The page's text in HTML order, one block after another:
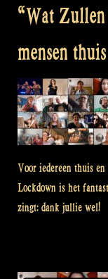
“Wat
mensen thuis
Voor iedereen thuis
Lockdown is het
zingt: dank jullie wel!